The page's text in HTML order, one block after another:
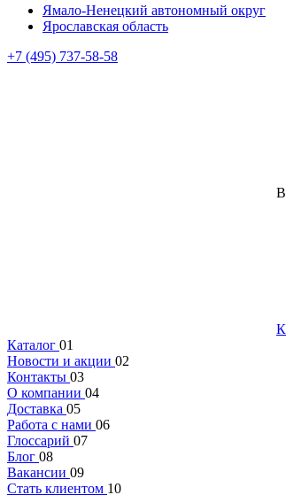
Ямало-Ненецкий автономный округ
Ярославская область
+7 (495) 737-58-58
Каталог 01
Новости и акции 02
Контакты 03
О компании 04
Доставка 05
Работа с нами 06
Глоссарий 07
Блог 08
Вакансии 09
Стать клиентом 10